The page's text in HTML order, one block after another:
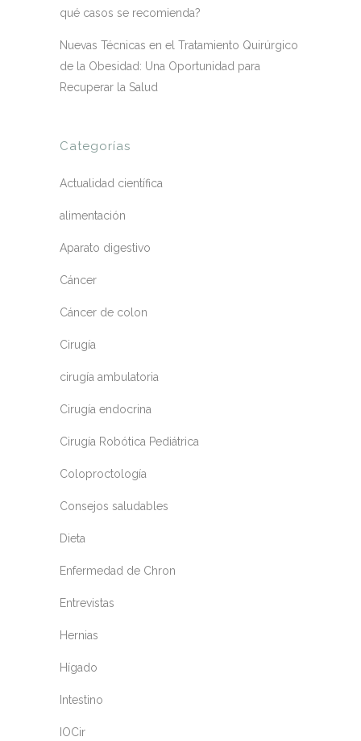
qué casos se recomienda?
Nuevas Técnicas en el Tratamiento Quirúrgico
de la Obesidad: Una Oportunidad para
Recuperar la Salud
Categorías
Actualidad científica
alimentación
Aparato digestivo
Cáncer
Cáncer de colon
Cirugía
cirugía ambulatoria
Cirugía endocrina
Cirugía Robótica Pediátrica
Coloproctología
Consejos saludables
Dieta
Enfermedad de Chron
Entrevistas
Hernias
Hígado
Intestino
IOCir